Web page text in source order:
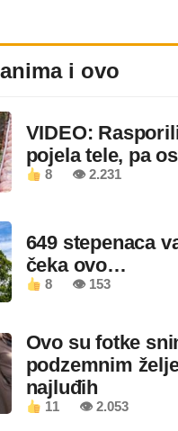
i ovo
VIDEO:
pojela tele, pa
8 👁 2.231
649 stepenaca
čeka ovo…
8 👁 153
Ovo su fotke
podzemnim
najluđih
11 👁 2.053